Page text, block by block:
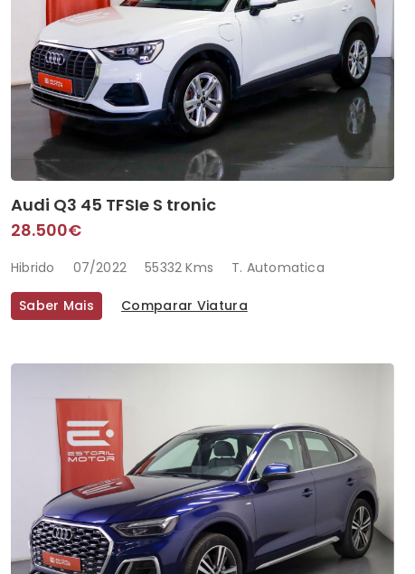
Audi Q3 45 TFSIe S tronic
28.500€
Hibrido 07/2022 55332 Kms T. Automatica
Saber Mais Comparar Viatura